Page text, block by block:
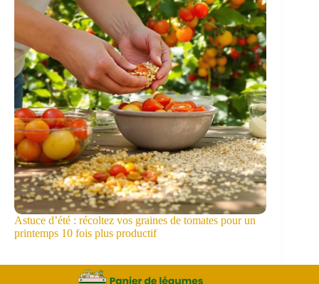
Astuce d’été : récoltez vos graines de tomates pour un
printemps 10 fois plus productif